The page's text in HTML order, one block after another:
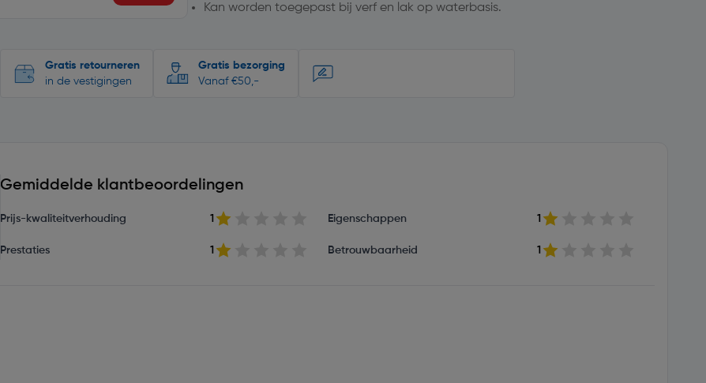
Kan worden toegepast bij verf en lak op waterbasis.
Gratis retourneren
in de vestigingen
Gratis bezorging
Vanaf €50,-
Gemiddelde klantbeoordelingen
Prijs-kwaliteitverhouding 1 Eigenschappen 1
Prestaties 1 Betrouwbaarheid 1